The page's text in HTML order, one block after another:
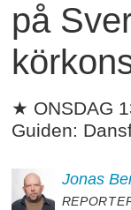
på
★ ONSDAG
Guiden:
Jonas